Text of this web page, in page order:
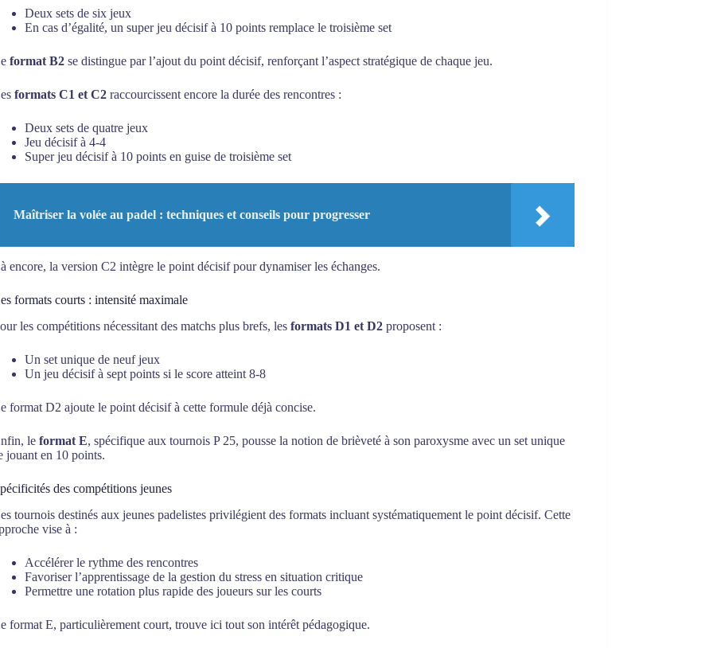
Deux sets de six jeux
En cas d’égalité, un super jeu décisif à 10 points remplace le troisième set
format B2 se distingue par l’ajout du point décisif, renforçant l’aspect stratégique de chaque jeu.
formats C1 et C2 raccourcissent encore la durée des rencontres :
Deux sets de quatre jeux
Jeu décisif à 4-4
Super jeu décisif à 10 points en guise de troisième set
Maîtriser la volée au padel : techniques et conseils pour progresser
encore, la version C2 intègre le point décisif pour dynamiser les échanges.
formats courts : intensité maximale
les compétitions nécessitant des matchs plus brefs, lesformats D1 et D2 proposent :
Un set unique de neuf jeux
Un jeu décisif à sept points si le score atteint 8-8
format D2 ajoute le point décisif à cette formule déjà concise.
leformat E, spécifique aux tournois P 25, pousse la notion de brièveté à son paroxysme avec un set unique
jouant en 10 points.
des compétitions jeunes
tournois destinés aux jeunes padelistes privilégient des formats incluant systématiquement le point décisif. Cette
vise à :
Accélérer le rythme des rencontres
Favoriser l’apprentissage de la gestion du stress en situation critique
Permettre une rotation plus rapide des joueurs sur les courts
format E, particulièrement court, trouve ici tout son intérêt pédagogique.